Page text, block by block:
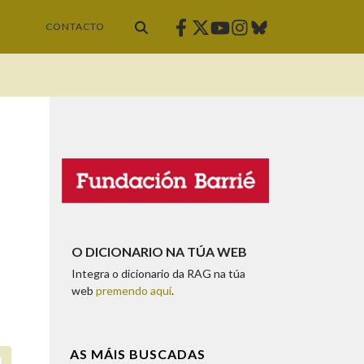
CONTACTO Facebook
Twitter
Youtube
Instagram
Bluesky
O DICIONARIO NA TÚA WEB
Integra o dicionario da RAG na túa
web premendo aquí.
AS MÁIS BUSCADAS